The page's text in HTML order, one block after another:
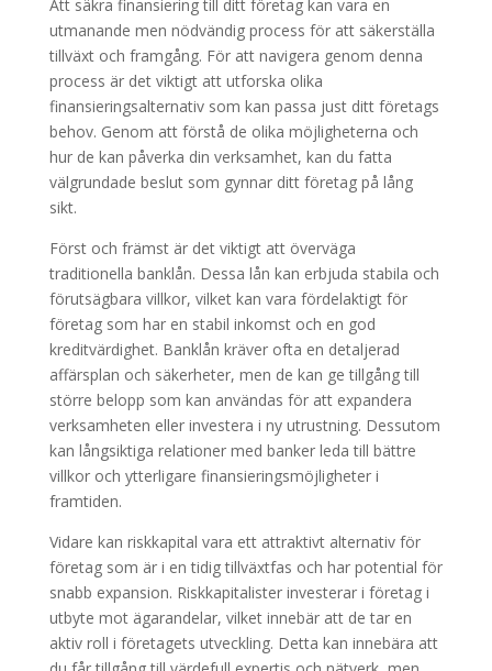
Att säkra finansiering till ditt företag kan vara en
utmanande men nödvändig process för att säkerställa
tillväxt och framgång. För att navigera genom denna
process är det viktigt att utforska olika
finansieringsalternativ som kan passa just ditt företags
behov. Genom att förstå de olika möjligheterna och
hur de kan påverka din verksamhet, kan du fatta
välgrundade beslut som gynnar ditt företag på lång
sikt.
Först och främst är det viktigt att överväga
traditionella banklån. Dessa lån kan erbjuda stabila och
förutsägbara villkor, vilket kan vara fördelaktigt för
företag som har en stabil inkomst och en god
kreditvärdighet. Banklån kräver ofta en detaljerad
affärsplan och säkerheter, men de kan ge tillgång till
större belopp som kan användas för att expandera
verksamheten eller investera i ny utrustning. Dessutom
kan långsiktiga relationer med banker leda till bättre
villkor och ytterligare finansieringsmöjligheter i
framtiden.
Vidare kan riskkapital vara ett attraktivt alternativ för
företag som är i en tidig tillväxtfas och har potential för
snabb expansion. Riskkapitalister investerar i företag i
utbyte mot ägarandelar, vilket innebär att de tar en
aktiv roll i företagets utveckling. Detta kan innebära att